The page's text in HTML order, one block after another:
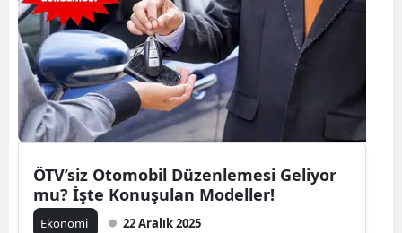
ÖTV’siz Otomobil Düzenlemesi Geliyor
mu? İşte Konuşulan Modeller!
Ekonomi 22 Aralık 2025